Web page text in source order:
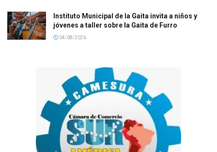
Instituto Municipal de la Gaita invita a niños y
jóvenes a taller sobre la Gaita de Furro
04/08/2026